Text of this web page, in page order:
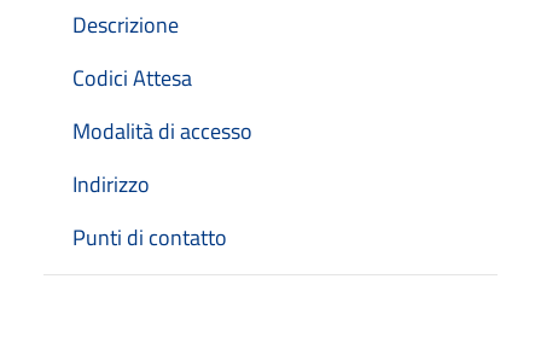
Descrizione
Codici Attesa
Modalità di accesso
Indirizzo
Punti di contatto